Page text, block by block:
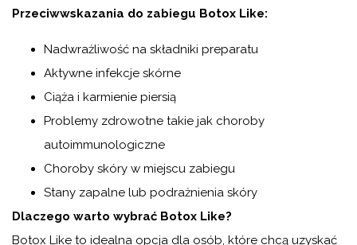
Przeciwwskazania do zabiegu Botox Like:
Nadwrażliwość na składniki preparatu
Aktywne infekcje skórne
Ciąża i karmienie piersią
Problemy zdrowotne takie jak choroby
autoimmunologiczne
Choroby skóry w miejscu zabiegu
Stany zapalne lub podrażnienia skóry
Dlaczego warto wybrać Botox Like?
Botox Like to idealna opcja dla osób, które chcą uzyskać